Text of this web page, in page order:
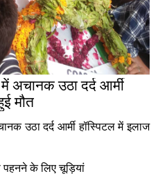
अचानक उठा दर्द आर्मी
मौत
उठा दर्द आर्मी हॉस्पिटल में इलाज
पहनने के लिए चूड़ियां